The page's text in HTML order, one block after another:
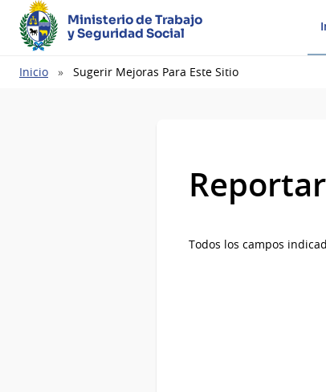
Ministerio de Trabajo
y Seguridad Social
Ruta
Inicio Sugerir Mejoras Para Este Sitio
Todos los campos